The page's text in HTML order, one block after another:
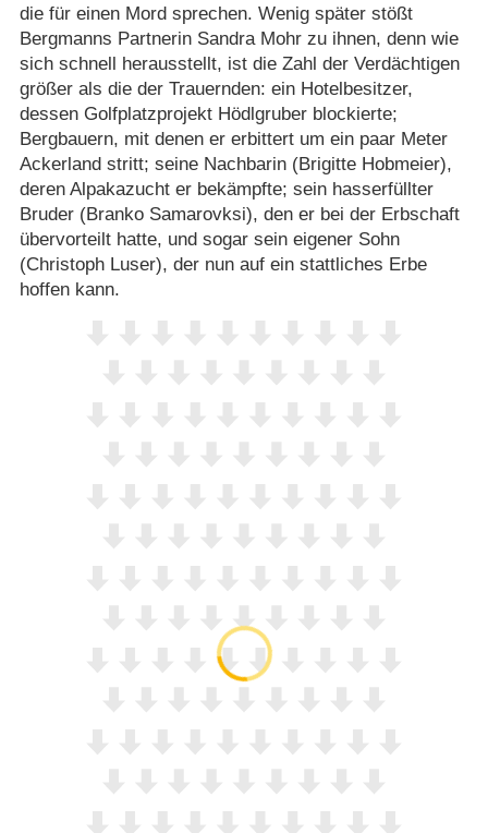
die für einen Mord sprechen. Wenig später stößt
Bergmanns Partnerin Sandra Mohr zu ihnen, denn wie
sich schnell herausstellt, ist die Zahl der Verdächtigen
größer als die der Trauernden: ein Hotelbesitzer,
dessen Golfplatzprojekt Hödlgruber blockierte;
Bergbauern, mit denen er erbittert um ein paar Meter
Ackerland stritt; seine Nachbarin (Brigitte Hobmeier),
deren Alpakazucht er bekämpfte; sein hasserfüllter
Bruder (Branko Samarovksi), den er bei der Erbschaft
übervorteilt hatte, und sogar sein eigener Sohn
(Christoph Luser), der nun auf ein stattliches Erbe
hoffen kann.